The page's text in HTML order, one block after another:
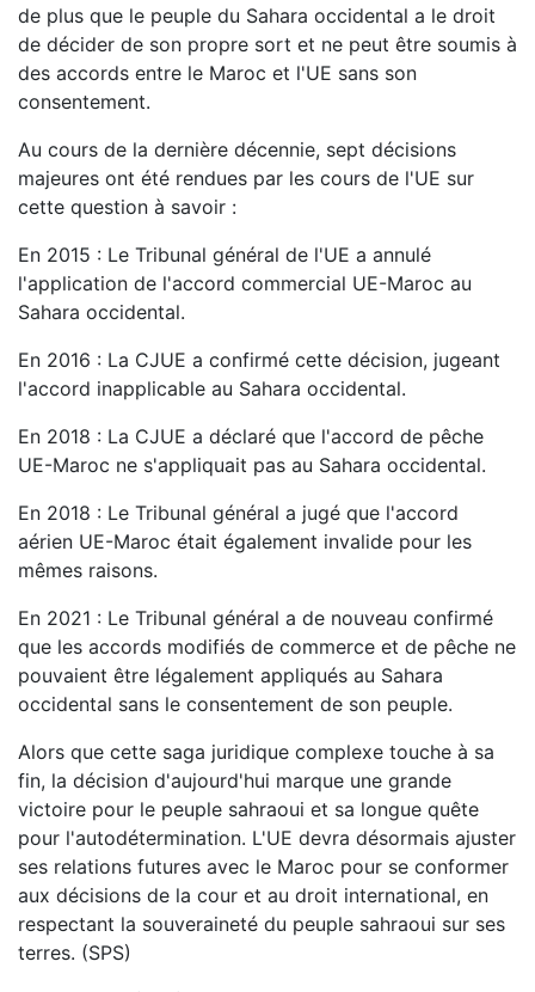
de plus que le peuple du Sahara occidental a le droit
de décider de son propre sort et ne peut être soumis à
des accords entre le Maroc et l'UE sans son
consentement.
Au cours de la dernière décennie, sept décisions
majeures ont été rendues par les cours de l'UE sur
cette question à savoir :
En 2015 : Le Tribunal général de l'UE a annulé
l'application de l'accord commercial UE-Maroc au
Sahara occidental.
En 2016 : La CJUE a confirmé cette décision, jugeant
l'accord inapplicable au Sahara occidental.
En 2018 : La CJUE a déclaré que l'accord de pêche
UE-Maroc ne s'appliquait pas au Sahara occidental.
En 2018 : Le Tribunal général a jugé que l'accord
aérien UE-Maroc était également invalide pour les
mêmes raisons.
En 2021 : Le Tribunal général a de nouveau confirmé
que les accords modifiés de commerce et de pêche ne
pouvaient être légalement appliqués au Sahara
occidental sans le consentement de son peuple.
Alors que cette saga juridique complexe touche à sa
fin, la décision d'aujourd'hui marque une grande
victoire pour le peuple sahraoui et sa longue quête
pour l'autodétermination. L'UE devra désormais ajuster
ses relations futures avec le Maroc pour se conformer
aux décisions de la cour et au droit international, en
respectant la souveraineté du peuple sahraoui sur ses
terres. (SPS)